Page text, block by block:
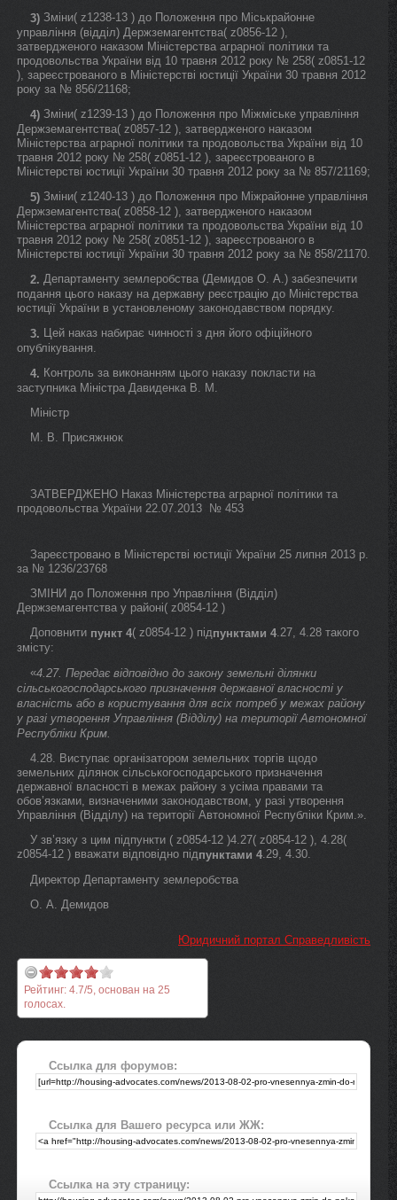
3) Зміни( z1238-13 ) до Положення про Міськрайонне
управління (відділ) Держземагентства( z0856-12 ),
затвердженого наказом Міністерства аграрної політики та
продовольства України від 10 травня 2012 року № 258( z0851-12
), зареєстрованого в Міністерстві юстиції України 30 травня 2012
року за № 856/21168;
4) Зміни( z1239-13 ) до Положення про Міжміське управління
Держземагентства( z0857-12 ), затвердженого наказом
Міністерства аграрної політики та продовольства України від 10
травня 2012 року № 258( z0851-12 ), зареєстрованого в
Міністерстві юстиції України 30 травня 2012 року за № 857/21169;
5) Зміни( z1240-13 ) до Положення про Міжрайонне управління
Держземагентства( z0858-12 ), затвердженого наказом
Міністерства аграрної політики та продовольства України від 10
травня 2012 року № 258( z0851-12 ), зареєстрованого в
Міністерстві юстиції України 30 травня 2012 року за № 858/21170.
2. Департаменту землеробства (Демидов О. А.) забезпечити
подання цього наказу на державну реєстрацію до Міністерства
юстиції України в установленому законодавством порядку.
3. Цей наказ набирає чинності з дня його офіційного
опублікування.
4. Контроль за виконанням цього наказу покласти на
заступника Міністра Давиденка В. М.
Міністр
М. В. Присяжнюк
ЗАТВЕРДЖЕНО Наказ Міністерства аграрної політики та
продовольства України 22.07.2013 № 453
Зареєстровано в Міністерстві юстиції України 25 липня 2013 р.
за № 1236/23768
ЗМІНИ до Положення про Управління (Відділ)
Держземагентства у районі( z0854-12 )
Доповнити пункт 4( z0854-12 ) підпунктами 4.27, 4.28 такого
змісту:
«4.27. Передає відповідно до закону земельні ділянки
сільськогосподарського призначення державної власності у
власність або в користування для всіх потреб у межах району
у разі утворення Управління (Відділу) на території Автономної
Республіки Крим.
4.28. Виступає організатором земельних торгів щодо
земельних ділянок сільськогосподарського призначення
державної власності в межах району з усіма правами та
обов’язками, визначеними законодавством, у разі утворення
Управління (Відділу) на території Автономної Республіки Крим.».
У зв’язку з цим підпункти ( z0854-12 )4.27( z0854-12 ), 4.28(
z0854-12 ) вважати відповідно підпунктами 4.29, 4.30.
Директор Департаменту землеробства
О. А. Демидов
Юридичний портал Справедливість
Рейтинг: 4.7/5, основан на 25
голосах.
Ссылка для форумов:
Ссылка для Вашего ресурса или ЖЖ:
Ссылка на эту страницу: